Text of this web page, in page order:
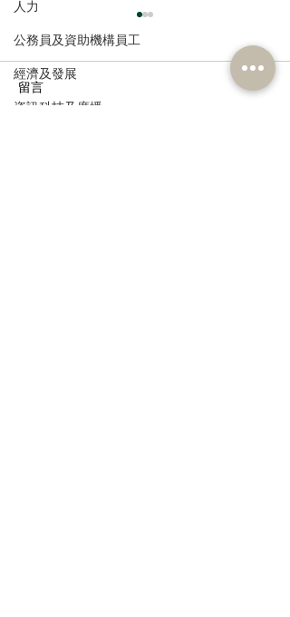
人力
公務員及資助機構員工
經濟及發展
資訊科技及廣播
留言